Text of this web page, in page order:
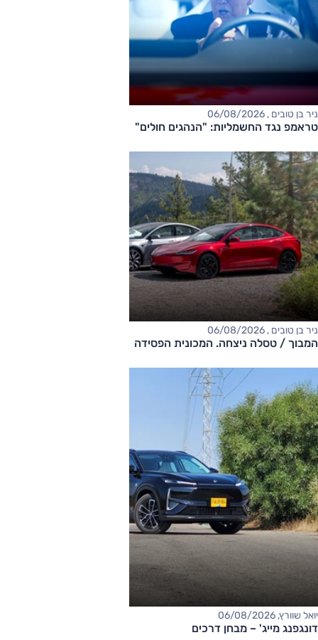
ניר בן טובים , 06/08/2026
טראמפ נגד החשמליות: "הנהגים חולים"
ניר בן טובים , 06/08/2026
המבוך / טסלה ניצחה. המכונית הפסידה
יואל שוורץ, 06/08/2026
דונגפנג מייג' – מבחן דרכים